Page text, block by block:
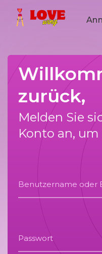
zurück,
Melden Sie
Konto an,
Benutzername oder
Passwort